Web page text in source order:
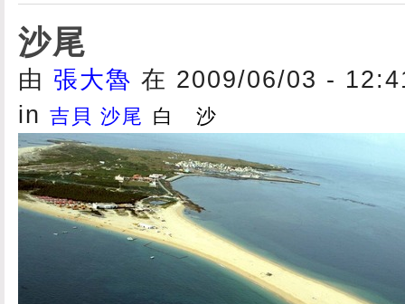
沙尾
由 張大魯 在 2009/06/03 -
in 吉貝 沙尾 白 沙